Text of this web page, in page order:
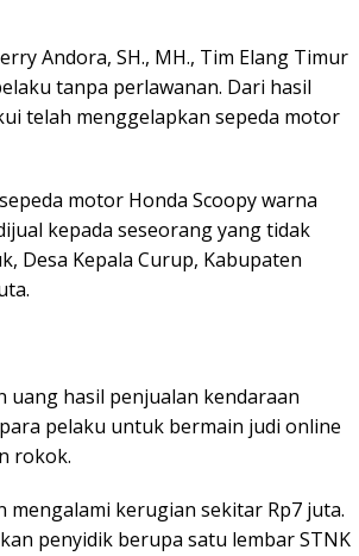
Andora, SH., MH., Tim Elang Timur
tanpa perlawanan. Dari hasil
telah menggelapkan sepeda motor
motor Honda Scoopy warna
kepada seseorang yang tidak
Desa Kepala Curup, Kabupaten
uang hasil penjualan kendaraan
pelaku untuk bermain judi online
rokok.
kerugian sekitar Rp7 juta.
penyidik berupa satu lembar STNK